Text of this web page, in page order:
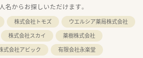
名からお探しいただけます。
株式会社トモズ
ウエルシア薬局株式会社
株式会社スカイ
薬樹株式会社
式会社アビック
有限会社永楽堂